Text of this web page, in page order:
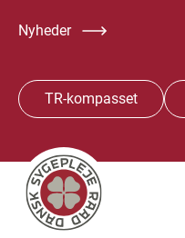
Nyheder
TR-kompasset